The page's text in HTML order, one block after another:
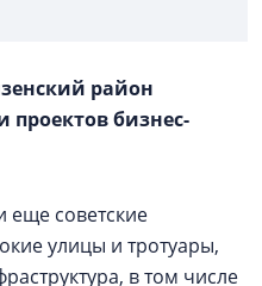
район
проектов бизнес-
советские
улицы и тротуары,
в том числе